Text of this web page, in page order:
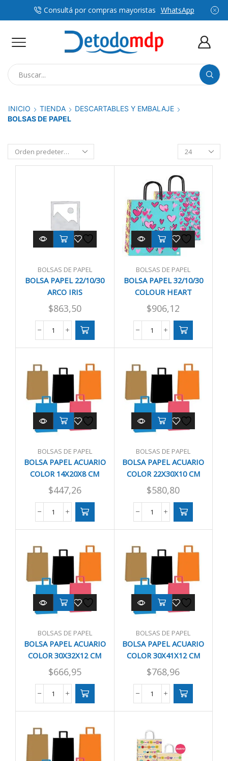
Consultá por compras mayoristas WhatsApp
INICIO TIENDA
DESCARTABLES Y EMBALAJE
BOLSAS DE PAPEL
Productos
por
pagina
BOLSAS DE PAPEL
BOLSA PAPEL 22/10/30
ARCO IRIS
$863,50
BOLSA
IRIS
cantidad
BOLSAS DE PAPEL
BOLSA PAPEL 32/10/30
COLOUR HEART
$906,12
BOLSA
HEART
cantidad
BOLSAS DE PAPEL
BOLSA PAPEL ACUARIO
COLOR 14X20X8 CM
$447,26
BOLSA
14X20X8
CM
cantidad
BOLSAS DE PAPEL
BOLSA PAPEL ACUARIO
COLOR 22X30X10 CM
$580,80
BOLSA
22X30X10
CM
cantidad
BOLSAS DE PAPEL
BOLSA PAPEL ACUARIO
COLOR 30X32X12 CM
$666,95
BOLSA
30X32X12
CM
cantidad
BOLSAS DE PAPEL
BOLSA PAPEL ACUARIO
COLOR 30X41X12 CM
$768,96
BOLSA
30X41X12
CM
cantidad